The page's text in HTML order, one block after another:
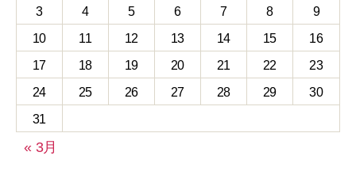
3
4 5 6 7 8
9
10
11 12 13 14 15
16
17
18 19 20 21 22
23
24
25 26 27 28 29
30
31
« 3月